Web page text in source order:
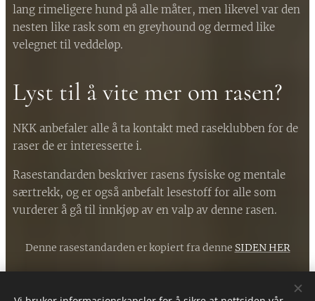
lang rimeligere hund på alle måter, men likevel var den
nesten like rask som en greyhound og dermed like
velegnet til veddeløp.
Lyst til å vite mer om rasen?
NKK anbefaler alle å ta kontakt med raseklubben for de
raser de er interesserte i.
Rasestandarden beskriver rasens fysiske og mentale
særtrekk, og er også anbefalt lesestoff for alle som
vurderer å gå til innkjøp av en valp av denne rasen.
Denne rasestandarden er kopiert fra denne SIDEN HER